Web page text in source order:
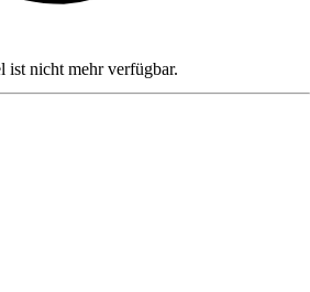
ist nicht mehr verfügbar.